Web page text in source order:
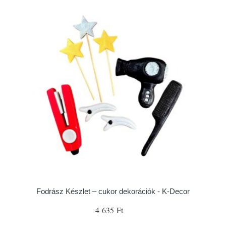
Fodrász Készlet – cukor dekorációk - K-Decor
4 635 Ft